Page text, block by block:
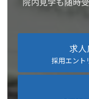
求
採用エント